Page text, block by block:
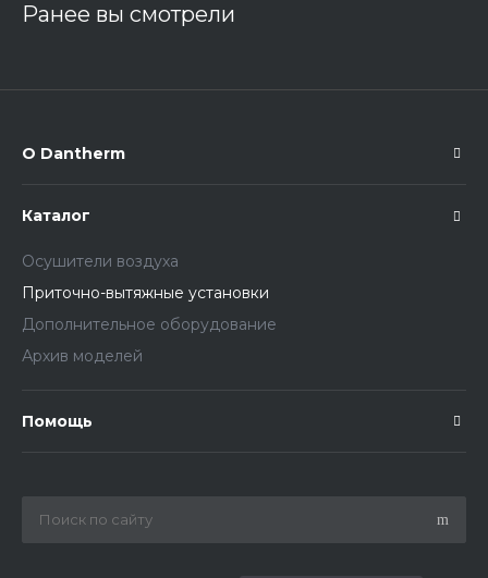
Ранее вы смотрели
О Dantherm
Каталог
Осушители воздуха
Приточно-вытяжные установки
Дополнительное оборудование
Архив моделей
Помощь